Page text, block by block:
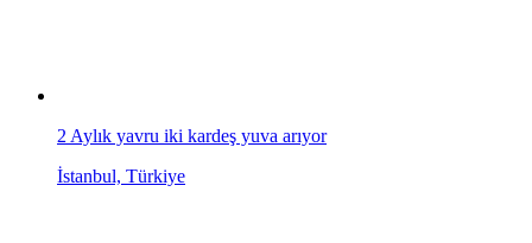
2 Aylık yavru iki kardeş yuva arıyor
İstanbul, Türkiye